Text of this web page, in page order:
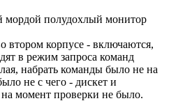
мордой полудохлый монитор
втором корпусе - включаются,
в режим запроса команд
набрать команды было не на
не с чего - дискет и
на момент проверки не было.